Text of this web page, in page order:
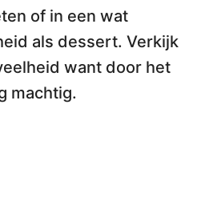
of in een wat
als dessert. Verkijk
want door het
machtig.